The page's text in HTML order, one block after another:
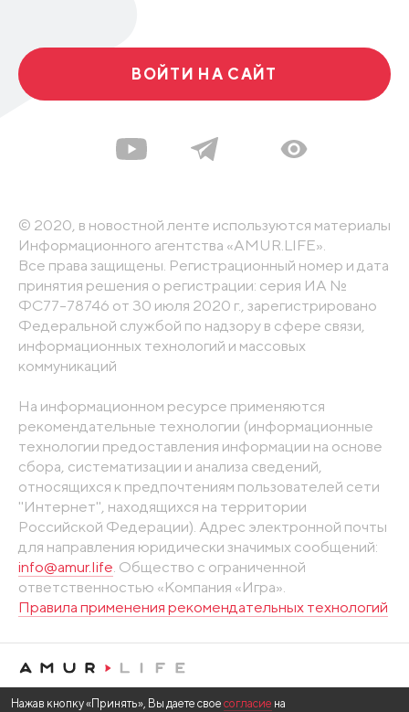
ВОЙТИ НА САЙТ
© 2020, в новостной ленте используются материалы
Информационного агентства «AMUR.LIFE».
Все права защищены. Регистрационный номер и дата
принятия решения о регистрации: серия ИА №
ФС77-78746 от 30 июля 2020 г., зарегистрировано
Федеральной службой по надзору в сфере связи,
информационных технологий и массовых
коммуникаций
На информационном ресурсе применяются
рекомендательные технологии (информационные
технологии предоставления информации на основе
сбора, систематизации и анализа сведений,
относящихся к предпочтениям пользователей сети
"Интернет", находящихся на территории
Российской Федерации). Адрес электронной почты
для направления юридически значимых сообщений:
info@amur.life. Общество с ограниченной
ответственностью «Компания «Игра».
Правила применения рекомендательных технологий
Нажав кнопку «Принять», Вы даете свое согласие на